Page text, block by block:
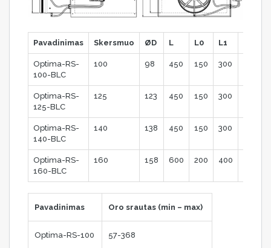
Pavadinimas Skersmuo ØD L L0 L1
Optima-RS-
100-BLC
100 98 450 150 300
Optima-RS-
125-BLC
125 123 450 150 300
Optima-RS-
140-BLC
140 138 450 150 300
Optima-RS-
160-BLC
160 158 600 200 400
Pavadinimas Oro srautas (min – max)
Optima-RS-100 57-368